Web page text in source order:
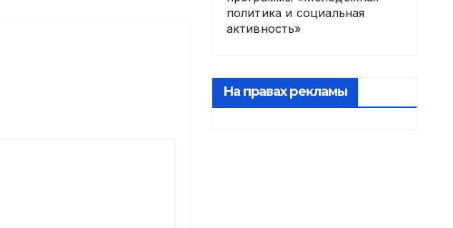
политика и социальная
активность»
На правах рекламы